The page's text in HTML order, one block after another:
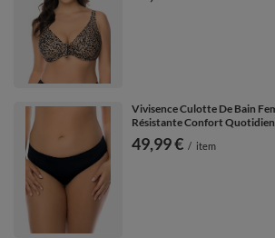
Vivisence Culotte De Bain
Résistante Confort
49,99 € / item